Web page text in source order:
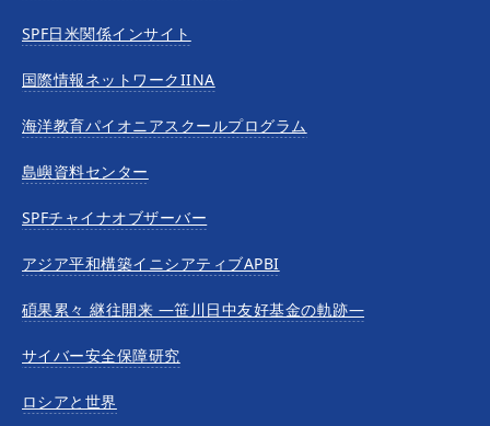
SPF日米関係インサイト
国際情報ネットワークIINA
海洋教育パイオニアスクールプログラム
島嶼資料センター
SPFチャイナオブザーバー
アジア平和構築イニシアティブAPBI
碩果累々 継往開来 —笹川日中友好基金の軌跡—
サイバー安全保障研究
ロシアと世界